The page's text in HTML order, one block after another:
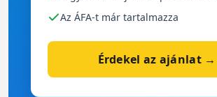
Az ÁFA-t már tartalmazza
Érdekel az ajánlat →